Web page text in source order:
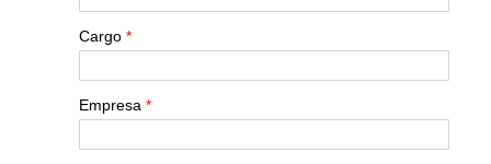
Cargo*
Empresa*